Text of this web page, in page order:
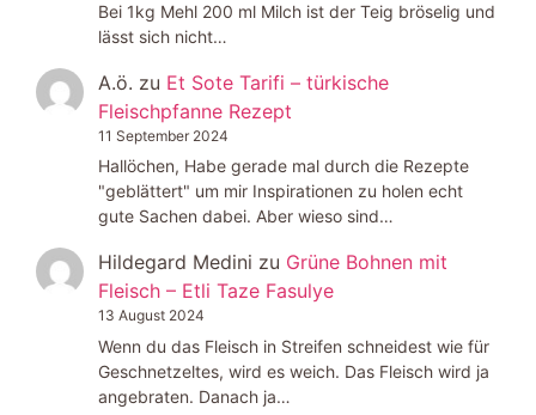
Bei 1kg Mehl 200 ml Milch ist der Teig bröselig und
lässt sich nicht…
A.ö. zu Et Sote Tarifi – türkische
Fleischpfanne Rezept
11 September 2024
Hallöchen, Habe gerade mal durch die Rezepte
"geblättert" um mir Inspirationen zu holen echt
gute Sachen dabei. Aber wieso sind…
Hildegard Medini zu Grüne Bohnen mit
Fleisch – Etli Taze Fasulye
13 August 2024
Wenn du das Fleisch in Streifen schneidest wie für
Geschnetzeltes, wird es weich. Das Fleisch wird ja
angebraten. Danach ja…